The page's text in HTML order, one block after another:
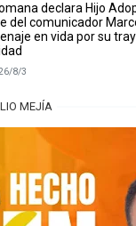
declara Hijo
del comunicador
en vida por su
8/3
MEJÍA